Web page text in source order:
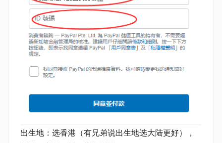
出生地：选香港（有兄弟说出生地选大陆更好），